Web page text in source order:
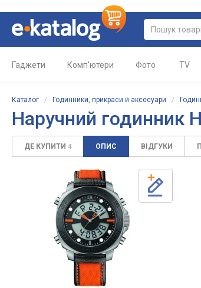
Гаджети Комп'ютери Фото TV
Каталог / Годинники, прикраси й аксесуари /
Наручний годинник
ДЕ КУПИТИ 4 ОПИС ВІДГУКИ